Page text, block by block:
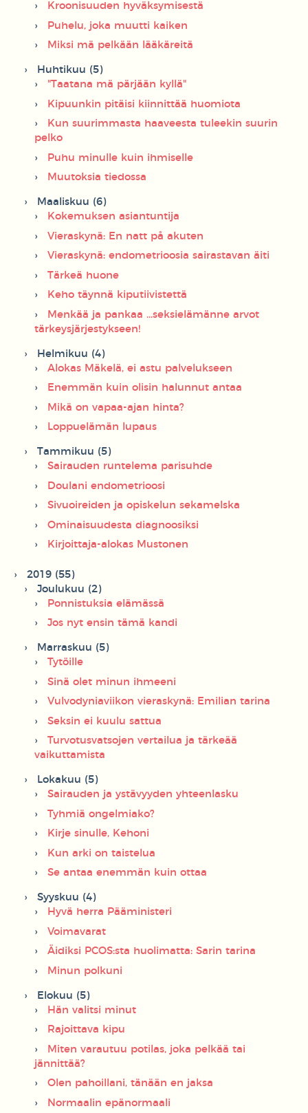
Kroonisuuden hyväksymisestä
Puhelu, joka muutti kaiken
Miksi mä pelkään lääkäreitä
Huhtikuu (5)
"Taatana mä pärjään kyllä"
Kipuunkin pitäisi kiinnittää huomiota
Kun suurimmasta haaveesta tuleekin suurin
pelko
Puhu minulle kuin ihmiselle
Muutoksia tiedossa
Maaliskuu (6)
Kokemuksen asiantuntija
Vieraskynä: En natt på akuten
Vieraskynä: endometrioosia sairastavan äiti
Tärkeä huone
Keho täynnä kiputiivistettä
Menkää ja pankaa ...seksielämänne arvot
tärkeysjärjestykseen!
Helmikuu (4)
Alokas Mäkelä, ei astu palvelukseen
Enemmän kuin olisin halunnut antaa
Mikä on vapaa-ajan hinta?
Loppuelämän lupaus
Tammikuu (5)
Sairauden runtelema parisuhde
Doulani endometrioosi
Sivuoireiden ja opiskelun sekamelska
Ominaisuudesta diagnoosiksi
Kirjoittaja-alokas Mustonen
2019 (55)
Joulukuu (2)
Ponnistuksia elämässä
Jos nyt ensin tämä kandi
Marraskuu (5)
Tytöille
Sinä olet minun ihmeeni
Vulvodyniaviikon vieraskynä: Emilian tarina
Seksin ei kuulu sattua
Turvotusvatsojen vertailua ja tärkeää
vaikuttamista
Lokakuu (5)
Sairauden ja ystävyyden yhteenlasku
Tyhmiä ongelmiako?
Kirje sinulle, Kehoni
Kun arki on taistelua
Se antaa enemmän kuin ottaa
Syyskuu (4)
Hyvä herra Pääministeri
Voimavarat
Äidiksi PCOS:sta huolimatta: Sarin tarina
Minun polkuni
Elokuu (5)
Hän valitsi minut
Rajoittava kipu
Miten varautuu potilas, joka pelkää tai
jännittää?
Olen pahoillani, tänään en jaksa
Normaalin epänormaali